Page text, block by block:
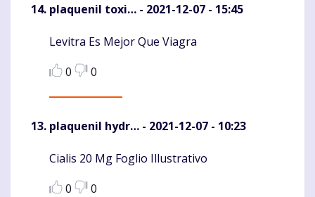
plaquenil toxi… - 2021-12-07 - 15:45
Komentaras
Levitra Es Mejor Que Viagra
0
0
plaquenil hydr… - 2021-12-07 - 10:23
Komentaras
Cialis 20 Mg Foglio Illustrativo
0
0